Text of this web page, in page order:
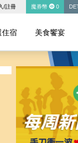
魔券幣 0
/註冊
住宿 美食饗宴